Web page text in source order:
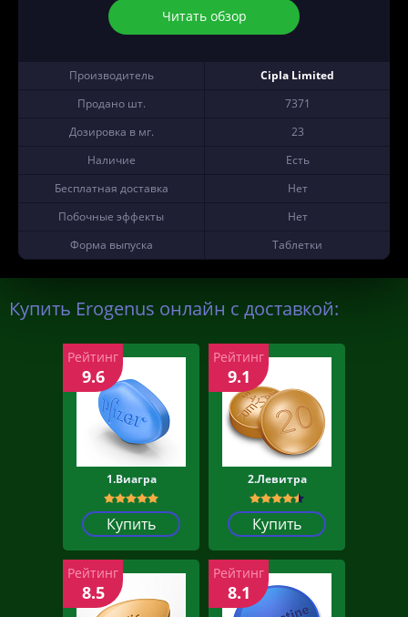
Читать обзор
Производитель
Cipla Limited
Продано шт.
7371
Дозировка в мг.
23
Наличие
Есть
Бесплатная доставка
Нет
Побочные эффекты
Нет
Форма выпуска
Таблетки
Купить Erogenus онлайн с доставкой:
1.Виагра
Купить
Рейтинг
9.6
2.Левитра
Купить
Рейтинг
9.1
Рейтинг
8.5
Рейтинг
8.1